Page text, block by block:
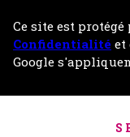
Ce site est protégé
Confidentialité et
Google